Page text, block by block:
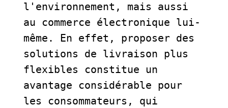
l'environnement, mais aussi
au commerce électronique lui-
même. En effet, proposer des
solutions de livraison plus
flexibles constitue un
avantage considérable pour
les consommateurs, qui